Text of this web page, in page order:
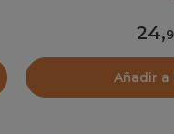
24,
Añadir a